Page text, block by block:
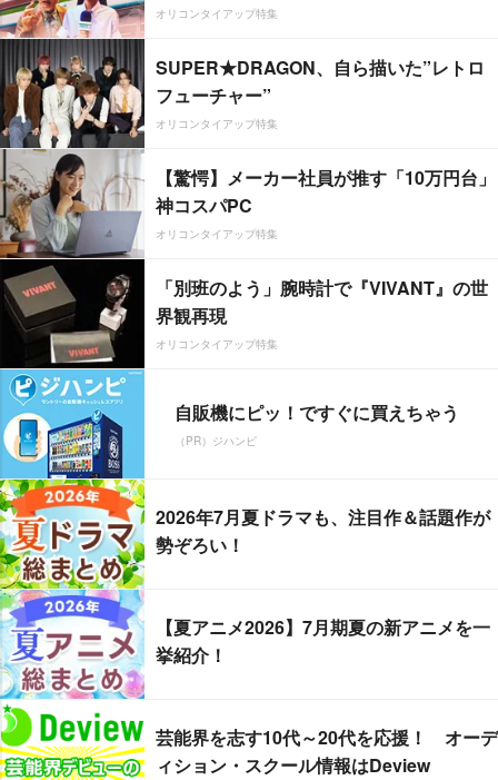
オリコンタイアップ特集
SUPER★DRAGON、自ら描いた”レトロ
フューチャー”
オリコンタイアップ特集
【驚愕】メーカー社員が推す「10万円台」
神コスパPC
オリコンタイアップ特集
「別班のよう」腕時計で『VIVANT』の世
界観再現
オリコンタイアップ特集
自販機にピッ！ですぐに買えちゃう
（PR）ジハンピ
2026年7月夏ドラマも、注目作＆話題作が
勢ぞろい！
【夏アニメ2026】7月期夏の新アニメを一
挙紹介！
芸能界を志す10代～20代を応援！ オーデ
ィション・スクール情報はDeview